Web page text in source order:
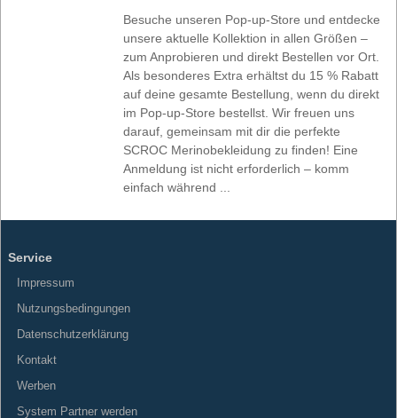
Besuche unseren Pop-up-Store und entdecke
unsere aktuelle Kollektion in allen Größen –
zum Anprobieren und direkt Bestellen vor Ort.
Als besonderes Extra erhältst du 15 % Rabatt
auf deine gesamte Bestellung, wenn du direkt
im Pop-up-Store bestellst. Wir freuen uns
darauf, gemeinsam mit dir die perfekte
SCROC Merinobekleidung zu finden! Eine
Anmeldung ist nicht erforderlich – komm
einfach während ...
Service
Impressum
Nutzungsbedingungen
Datenschutzerklärung
Kontakt
Werben
System Partner werden